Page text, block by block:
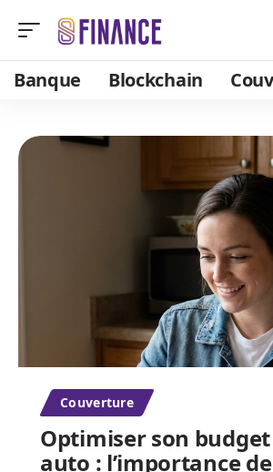
Banque Blockchain
Couverture
Optimiser son budget
auto : l’importance de